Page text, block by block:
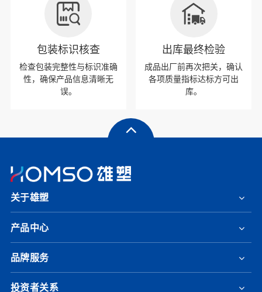
包装标识核查
检查包装完整性与标识准确
性，确保产品信息清晰无
误。
出库最终检验
成品出厂前再次把关，确认
各项质量指标达标方可出
库。
关于雄塑
产品中心
品牌服务
投资者关系